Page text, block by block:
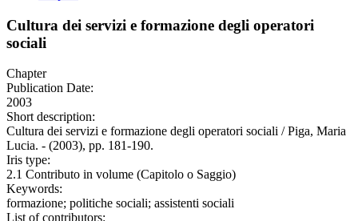
Cultura dei servizi e formazione degli operatori
sociali
Chapter
Publication Date:
2003
Short description:
Cultura dei servizi e formazione degli operatori sociali / Piga, Maria
Lucia. - (2003), pp. 181-190.
Iris type:
2.1 Contributo in volume (Capitolo o Saggio)
Keywords:
formazione; politiche sociali; assistenti sociali
List of contributors: